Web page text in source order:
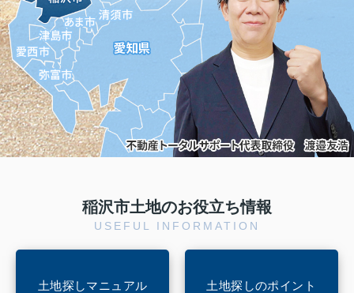
稲沢市土地のお役立ち情報
USEFUL INFORMATION
土地探しマニュアル 土地探しのポイント